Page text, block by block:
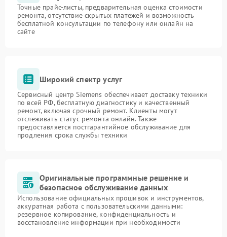
Точные прайс-листы, предварительная оценка стоимости
ремонта, отсутствие скрытых платежей и возможность
бесплатной консультации по телефону или онлайн на
сайте
Широкий спектр услуг
Сервисный центр Siemens обеспечивает доставку техники
по всей РФ, бесплатную диагностику и качественный
ремонт, включая срочный ремонт. Клиенты могут
отслеживать статус ремонта онлайн. Также
предоставляется постгарантийное обслуживание для
продления срока службы техники
Оригинальные программные решение и
безопасное обслуживание данных
Использование официальных прошивок и инструментов,
аккуратная работа с пользовательскими данными:
резервное копирование, конфиденциальность и
восстановление информации при необходимости